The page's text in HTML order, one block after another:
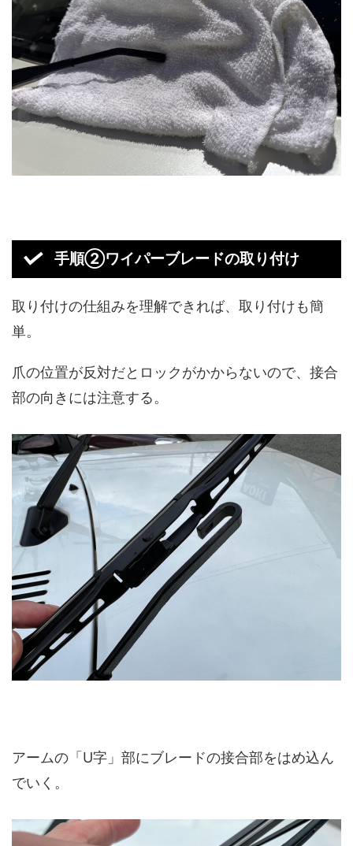
手順②ワイパーブレードの取り付け
取り付けの仕組みを理解できれば、取り付けも簡
単。
爪の位置が反対だとロックがかからないので、接合
部の向きには注意する。
アームの「U字」部にブレードの接合部をはめ込ん
でいく。